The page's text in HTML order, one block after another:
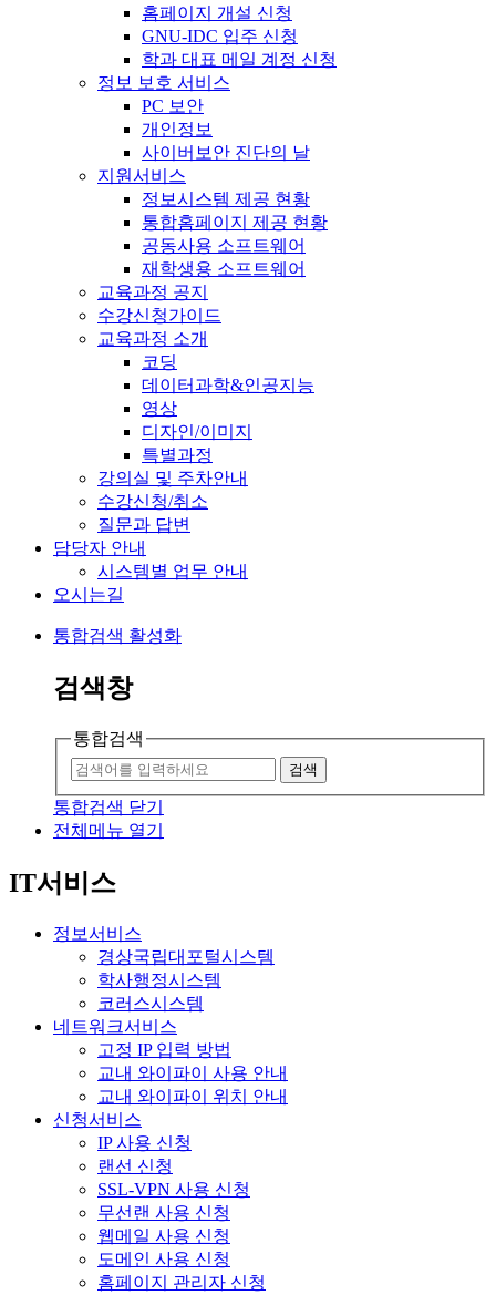
홈페이지 개설 신청
GNU-IDC 입주 신청
학과 대표 메일 계정 신청
정보 보호 서비스
PC 보안
개인정보
사이버보안 진단의 날
지원서비스
정보시스템 제공 현황
통합홈페이지 제공 현황
공동사용 소프트웨어
재학생용 소프트웨어
교육과정 공지
수강신청가이드
교육과정 소개
코딩
데이터과학&인공지능
영상
디자인/이미지
특별과정
강의실 및 주차안내
수강신청/취소
질문과 답변
담당자 안내
시스템별 업무 안내
오시는길
통합검색 활성화
검색창
통합검색
검색
통합검색 닫기
전체메뉴 열기
IT서비스
정보서비스
경상국립대포털시스템
학사행정시스템
코러스시스템
네트워크서비스
고정 IP 입력 방법
교내 와이파이 사용 안내
교내 와이파이 위치 안내
신청서비스
IP 사용 신청
랜선 신청
SSL-VPN 사용 신청
무선랜 사용 신청
웹메일 사용 신청
도메인 사용 신청
홈페이지 관리자 신청